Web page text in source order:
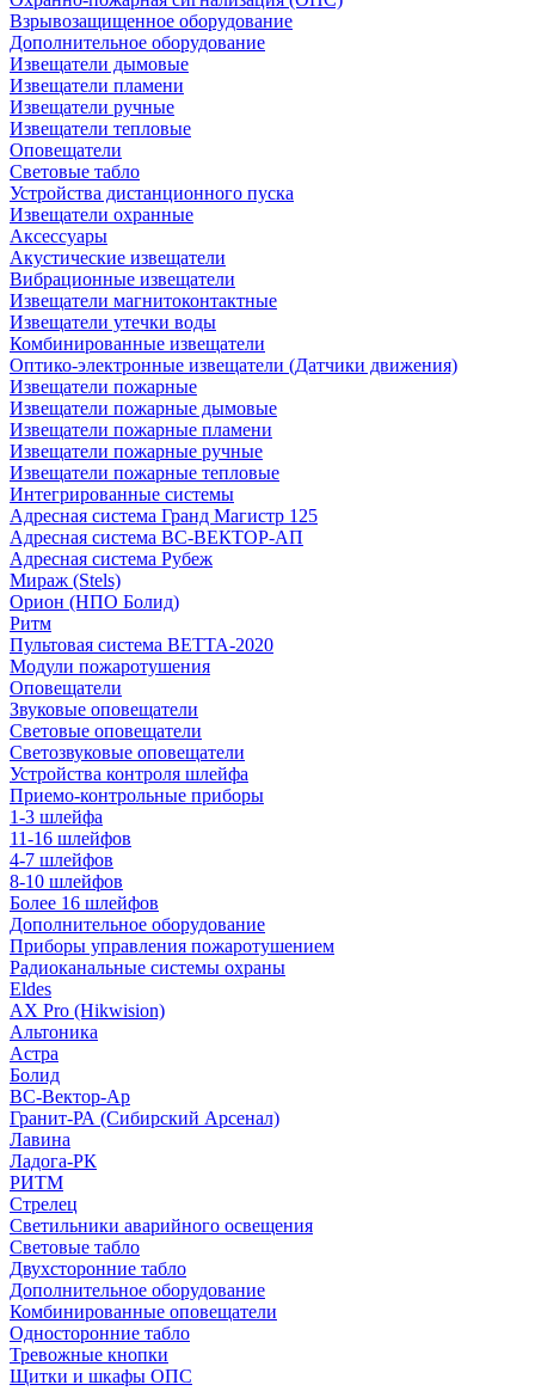
Взрывозащищенное оборудование
Дополнительное оборудование
Извещатели дымовые
Извещатели пламени
Извещатели ручные
Извещатели тепловые
Оповещатели
Световые табло
Устройства дистанционного пуска
Извещатели охранные
Аксессуары
Акустические извещатели
Вибрационные извещатели
Извещатели магнитоконтактные
Извещатели утечки воды
Комбинированные извещатели
Оптико-электронные извещатели (Датчики движения)
Извещатели пожарные
Извещатели пожарные дымовые
Извещатели пожарные пламени
Извещатели пожарные ручные
Извещатели пожарные тепловые
Интегрированные системы
Адресная система Гранд Магистр 125
Адресная система ВС-ВЕКТОР-АП
Адресная система Рубеж
Мираж (Stels)
Орион (НПО Болид)
Ритм
Пультовая система ВЕТТА-2020
Модули пожаротушения
Оповещатели
Звуковые оповещатели
Световые оповещатели
Светозвуковые оповещатели
Устройства контроля шлейфа
Приемо-контрольные приборы
1-3 шлейфа
11-16 шлейфов
4-7 шлейфов
8-10 шлейфов
Более 16 шлейфов
Дополнительное оборудование
Приборы управления пожаротушением
Радиоканальные системы охраны
Eldes
AX Pro (Hikwision)
Альтоника
Астра
Болид
ВС-Вектор-Ар
Гранит-РА (Сибирский Арсенал)
Лавина
Ладога-РК
РИТМ
Стрелец
Светильники аварийного освещения
Световые табло
Двухсторонние табло
Дополнительное оборудование
Комбинированные оповещатели
Односторонние табло
Тревожные кнопки
Щитки и шкафы ОПС